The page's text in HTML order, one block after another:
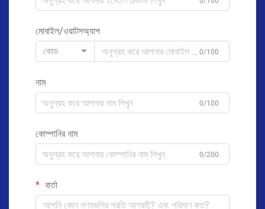
মোবাইল/ওয়াটসঅ্যাপ
কোড
0/100
নাম
0/100
কোম্পানির নাম
0/200
বার্তা